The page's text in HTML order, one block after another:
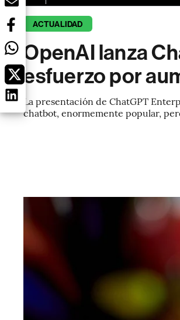
ACTUALIDAD
OpenAI lanza
esfuerzo por
La presentación de ChatGPT
chatbot, enormemente popular,